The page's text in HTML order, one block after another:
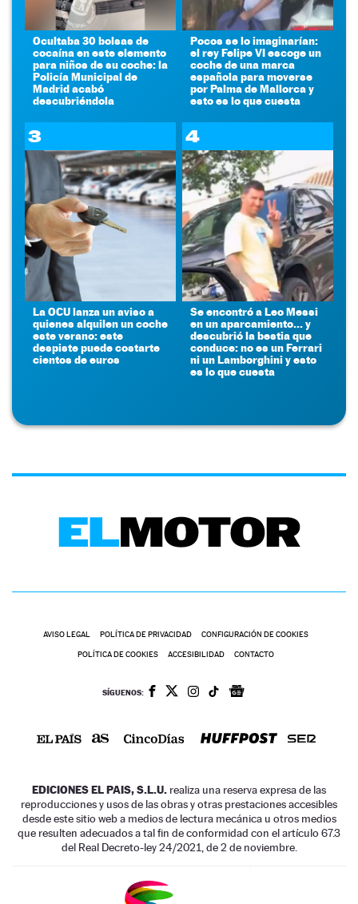
Ocultaba 30 bolsas de
cocaína en este elemento
para niños de su coche: la
Policía Municipal de
Madrid acabó
descubriéndola
Pocos se lo imaginarían:
el rey Felipe VI escoge un
coche de una marca
española para moverse
por Palma de Mallorca y
esto es lo que cuesta
3
La OCU lanza un aviso a
quienes alquilen un coche
este verano: este
despiste puede costarte
cientos de euros
4
Se encontró a Leo Messi
en un aparcamiento... y
descubrió la bestia que
conduce: no es un Ferrari
ni un Lamborghini y esto
es lo que cuesta
AVISO LEGAL POLÍTICA DE PRIVACIDAD CONFIGURACIÓN DE COOKIES
POLÍTICA DE COOKIES ACCESIBILIDAD CONTACTO
SÍGUENOS:
EDICIONES EL PAIS, S.L.U. realiza una reserva expresa de las
reproducciones y usos de las obras y otras prestaciones accesibles
desde este sitio web a medios de lectura mecánica u otros medios
que resulten adecuados a tal fin de conformidad con el artículo 67.3
del Real Decreto-ley 24/2021, de 2 de noviembre.